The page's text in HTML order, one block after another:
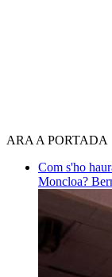
ARA A PORTADA
Com s'ho
Moncloa?